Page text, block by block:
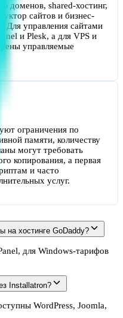
доменов, shared-хостинг,
сайтов и бизнес-
Для управления сайтами
и Plesk, а для VPS и
управляемые
ограничения по
памяти, количеству
могут требовать
копирования, а первая
и часто
услуг.
на хостинге GoDaddy?
для Windows-тарифов
Installatron?
WordPress, Joomla,